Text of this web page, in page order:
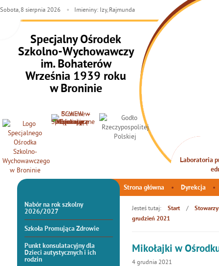
Specjalny Ośrodek
Szkolno-Wychowawczy
im. Bohaterów
Września 1939 roku
w Broninie
Sobota, 8 sierpnia 2026 Imieniny: Izy, Rajmunda
Laboratoria
Strona główna Dyrekcja
Nabór na rok szkolny
2026/2027
Szkoła Promująca Zdrowie
Punkt konsulatacyjny dla
Dzieci autystycznych i ich
rodzin
Jesteś tutaj: Start /
grudzień 2021
Mikołajki w
4 grudnia 2021